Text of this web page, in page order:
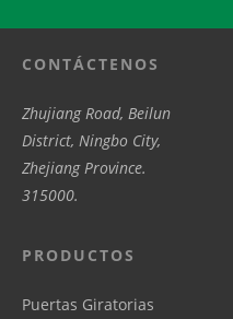
CONTÁCTENOS
Zhujiang Road, Beilun
District, Ningbo City,
Zhejiang Province.
315000.
PRODUCTOS
Puertas Giratorias